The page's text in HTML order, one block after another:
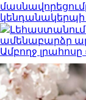
կենդանակերպի
ամենաբարձր
Ամբողջ լրահոսը